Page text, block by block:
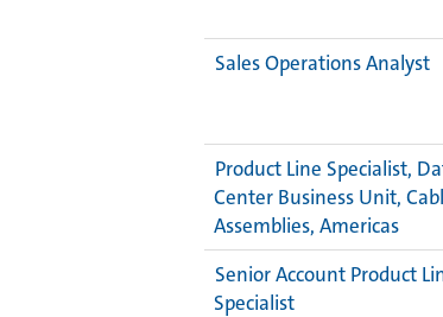
Sales Operations Analyst
Product Line Specialist,
Center Business Unit,
Assemblies, Americas
Senior Account Product
Specialist